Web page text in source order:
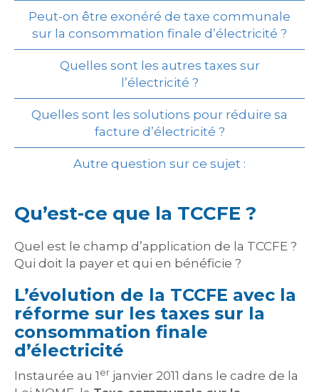
Peut-on être exonéré de taxe communale
sur la consommation finale d’électricité ?
Quelles sont les autres taxes sur
l’électricité ?
Quelles sont les solutions pour réduire sa
facture d’électricité ?
Autre question sur ce sujet :
Qu’est-ce que la TCCFE ?
Quel est le champ d’application de la TCCFE ?
Qui doit la payer et qui en bénéficie ?
L’évolution de la TCCFE avec la
réforme sur les taxes sur la
consommation finale
d’électricité
Instaurée au 1 er janvier 2011 dans le cadre de la